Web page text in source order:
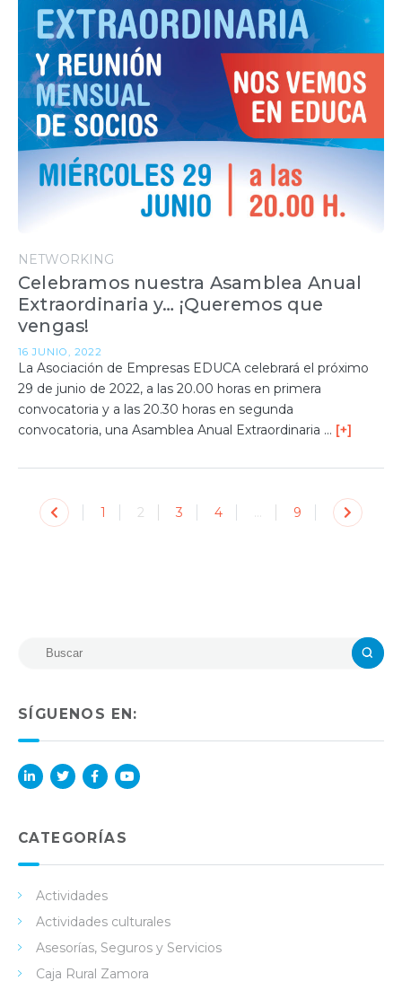
NETWORKING
Celebramos nuestra Asamblea Anual
Extraordinaria y… ¡Queremos que
vengas!
16 JUNIO, 2022
La Asociación de Empresas EDUCA celebrará el próximo
29 de junio de 2022, a las 20.00 horas en primera
convocatoria y a las 20.30 horas en segunda
convocatoria, una Asamblea Anual Extraordinaria … [+]
1 2 3 4 … 9
SÍGUENOS EN:
in
ok
e
CATEGORÍAS
Actividades
Actividades culturales
Asesorías, Seguros y Servicios
Caja Rural Zamora